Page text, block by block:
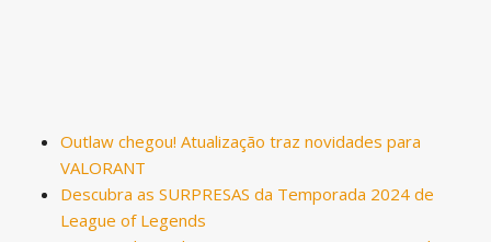
Outlaw chegou! Atualização traz novidades para
VALORANT
Descubra as SURPRESAS da Temporada 2024 de
League of Legends